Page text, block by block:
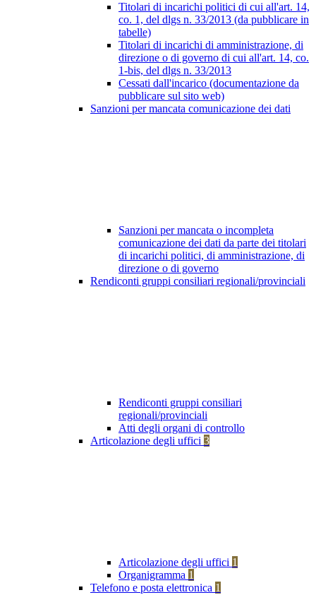
Titolari di incarichi politici di cui all'art. 14,
co. 1, del dlgs n. 33/2013 (da pubblicare in
tabelle)
Titolari di incarichi di amministrazione, di
direzione o di governo di cui all'art. 14, co.
1-bis, del dlgs n. 33/2013
Cessati dall'incarico (documentazione da
pubblicare sul sito web)
Sanzioni per mancata comunicazione dei dati
Sanzioni per mancata o incompleta
comunicazione dei dati da parte dei titolari
di incarichi politici, di amministrazione, di
direzione o di governo
Rendiconti gruppi consiliari regionali/provinciali
Rendiconti gruppi consiliari
regionali/provinciali
Atti degli organi di controllo
Articolazione degli uffici 3
Articolazione degli uffici 1
Organigramma 1
Telefono e posta elettronica 1